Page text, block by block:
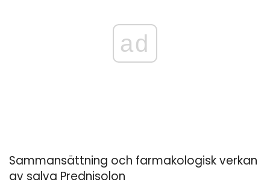
ad
Sammansättning och farmakologisk verkan
av salva Prednisolon